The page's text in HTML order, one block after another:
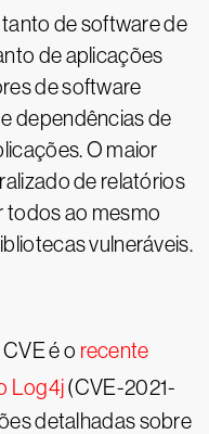
de software de
de aplicações
de software
dependências de
O maior
de relatórios
todos ao mesmo
vulneráveis.
é o recente
Log4j(CVE-2021-
detalhadas sobre